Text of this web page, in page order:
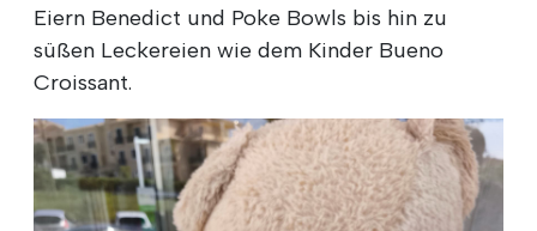
Eiern Benedict und Poke Bowls bis hin zu
süßen Leckereien wie dem Kinder Bueno
Croissant.